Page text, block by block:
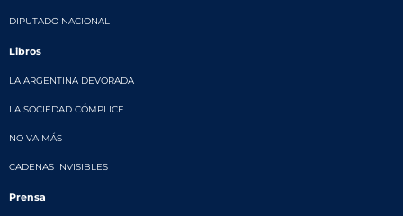
DIPUTADO NACIONAL
Libros
LA ARGENTINA DEVORADA
LA SOCIEDAD CÓMPLICE
NO VA MÁS
CADENAS INVISIBLES
Prensa